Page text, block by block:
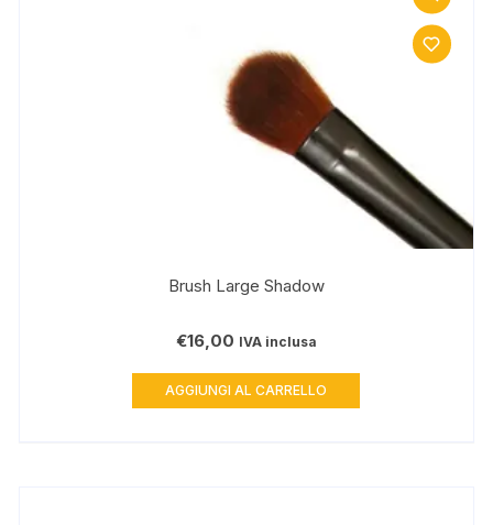
Brush Large Shadow
€16,00 IVA inclusa
AGGIUNGI AL CARRELLO